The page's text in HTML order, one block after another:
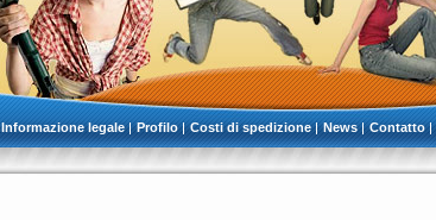
Informazione legale Profilo Costi di spedizione News Contatto